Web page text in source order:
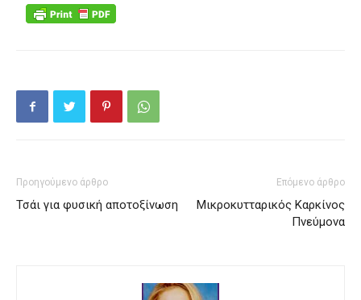
Προηγούμενο άρθρο
Τσάι για φυσική αποτοξίνωση
Επόμενο άρθρο
Μικροκυτταρικός Καρκίνος
Πνεύμονα